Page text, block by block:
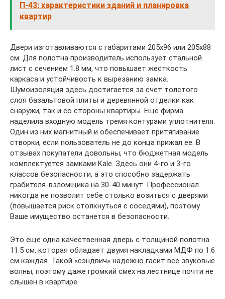
П-43: характеристики зданий и планировка
квартир
Двери изготавливаются с габаритами 205х96 или 205х88
см. Для полотна производитель использует стальной
лист с сечением 1.8 мм, что повышает жесткость
каркаса и устойчивость к вырезанию замка.
Шумоизоляция здесь достигается за счет толстого
слоя базальтовой плиты и деревянной отделки как
снаружи, так и со стороны квартиры. Еще фирма
наделила входную модель тремя контурами уплотнителя.
Один из них магнитный и обеспечивает притягивание
створки, если пользователь не до конца прижал ее. В
отзывах покупатели довольны, что бюджетная модель
комплектуется замками Kale. Здесь они 4-го и 3-го
классов безопасности, а это способно задержать
грабителя-взломщика на 30-40 минут. Профессионал
никогда не позволит себе столько возиться с дверями
(повышается риск столкнуться с соседями), поэтому
Ваше имущество останется в безопасности.
Это еще одна качественная дверь с толщиной полотна
11.5 см, которая обладает двумя накладками МДФ по 1.6
см каждая. Такой «сэндвич» надежно гасит все звуковые
волны, поэтому даже громкий смех на лестнице почти не
слышен в квартире